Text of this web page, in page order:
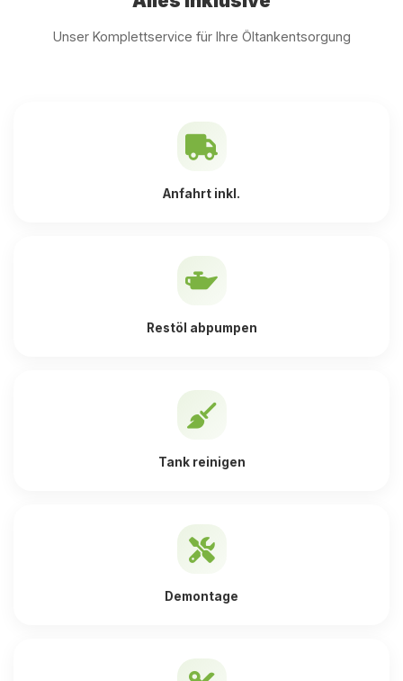
Unser Komplettservice für Ihre Öltankentsorgung
Anfahrt inkl.
Restöl abpumpen
Tank reinigen
Demontage